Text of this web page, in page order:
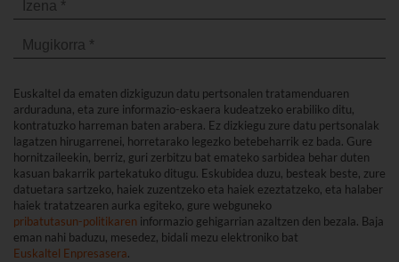
Euskaltel da ematen dizkiguzun datu pertsonalen tratamenduaren
arduraduna, eta zure informazio-eskaera kudeatzeko erabiliko ditu,
kontratuzko harreman baten arabera. Ez dizkiegu zure datu pertsonalak
lagatzen hirugarrenei, horretarako legezko betebeharrik ez bada. Gure
hornitzaileekin, berriz, guri zerbitzu bat emateko sarbidea behar duten
kasuan bakarrik partekatuko ditugu. Eskubidea duzu, besteak beste, zure
datuetara sartzeko, haiek zuzentzeko eta haiek ezeztatzeko, eta halaber
haiek tratatzearen aurka egiteko, gure webguneko
pribatutasun-politikaren informazio gehigarrian azaltzen den bezala. Baja
eman nahi baduzu, mesedez, bidali mezu elektroniko bat
Euskaltel Enpresasera.